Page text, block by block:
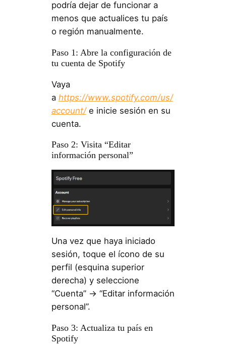
podría dejar de funcionar a
menos que actualices tu país
o región manualmente.
Paso 1: Abre la configuración de
tu cuenta de Spotify
Vaya
a https://www.spotify.com/us/
account/e inicie sesión en su
cuenta.
Paso 2: Visita “Editar
información personal”
Una vez que haya iniciado
sesión, toque el ícono de su
perfil (esquina superior
derecha) y seleccione
“Cuenta” → “Editar información
personal”.
Paso 3: Actualiza tu país en
Spotify